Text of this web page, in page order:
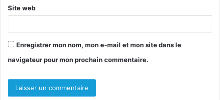
Site web
Enregistrer mon nom, mon e-mail et mon site dans le
navigateur pour mon prochain commentaire.